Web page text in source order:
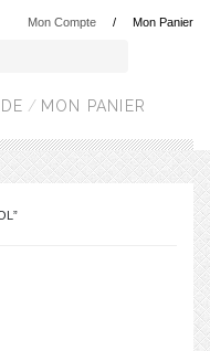
Mon Panier
Mon Compte
MON PANIER